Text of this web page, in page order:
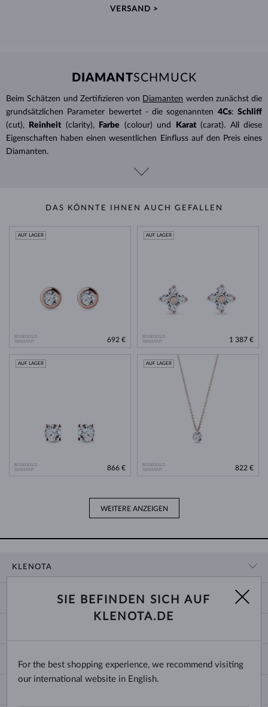
VERSAND >
DIAMANTSCHMUCK
Beim Schätzen und Zertifizieren von Diamanten werden zunächst die
grundsätzlichen Parameter bewertet - die sogenannten 4Cs: Schliff
(cut),
Reinheit (clarity), Farbe (colour) und Karat (carat). All diese
Eigenschaften haben einen wesentlichen Einfluss auf den Preis eines
Diamanten.
DAS KÖNNTE IHNEN AUCH GEFALLEN
ROSÉGOLD
DIAMANT
AUF LAGER
692 €
ROSÉGOLD
DIAMANT
AUF LAGER
1 387 €
ROSÉGOLD
DIAMANT
AUF LAGER
866 €
ROSÉGOLD
DIAMANT
AUF LAGER
822 €
WEITERE ANZEIGEN
KLENOTA
BLOG
ZAHLUNG UND VERSAND
TRAURINGE AUSWÄHLEN
ECHTHEITSZERTIFIKATE
KETTENGRÖSSEN UND -ARTEN
ARMBANDGRÖSSEN
Deutschland & Österreich
SIE BEFINDEN SICH AUF
KLENOTA.DE
For the best shopping experience, we recommend visiting
our international website in English.